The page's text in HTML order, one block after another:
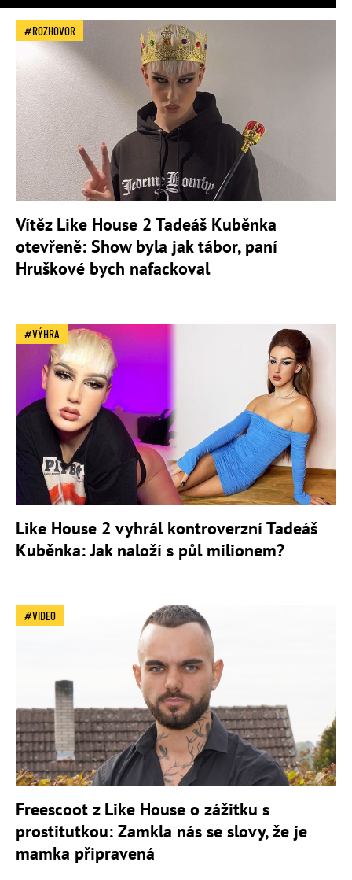
ROZHOVOR
Vítěz Like House 2 Tadeáš Kuběnka
otevřeně: Show byla jak tábor, paní
Hruškové bych nafackoval
VÝHRA
Like House 2 vyhrál kontroverzní Tadeáš
Kuběnka: Jak naloží s půl milionem?
VIDEO
Freescoot z Like House o zážitku s
prostitutkou: Zamkla nás se slovy, že je
mamka připravená